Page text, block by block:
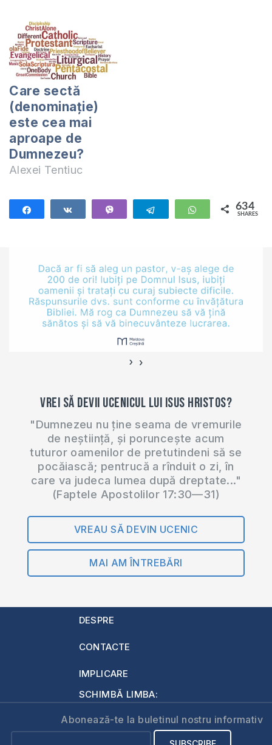
Care sectă
(denominaţie)
este cea mai
aproape de
Dumnezeu?
Alexei Tentiuc
Telegram WhatsApp
634
SHARES
‹ ›
Vrei să devii ucenicul lui Isus Hristos?
"Dumnezeu nu ține seama de vremurile
de neștiință, și poruncește acum
tuturor oamenilor de pretutindeni să se
pocăiască; pentrucă a rînduit o zi, în
care va judeca lumea după dreptate..."
(Faptele Apostolilor 17:30—31)
VREAU SĂ DEVIN UCENIC
MAI AM ÎNTREBĂRI
DESPRE
CONTACTE
IMPLICARE
SCHIMBĂ LIMBA:
Abonează-te la buletinul nostru informativ